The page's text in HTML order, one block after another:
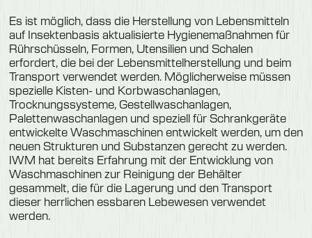
Es ist möglich, dass die Herstellung von Lebensmitteln
auf Insektenbasis aktualisierte Hygienemaßnahmen für
Rührschüsseln, Formen, Utensilien und Schalen
erfordert, die bei der Lebensmittelherstellung und beim
Transport verwendet werden. Möglicherweise müssen
spezielle Kisten- und Korbwaschanlagen,
Trocknungssysteme, Gestellwaschanlagen,
Palettenwaschanlagen und speziell für Schrankgeräte
entwickelte Waschmaschinen entwickelt werden, um den
neuen Strukturen und Substanzen gerecht zu werden.
IWM hat bereits Erfahrung mit der Entwicklung von
Waschmaschinen zur Reinigung der Behälter
gesammelt, die für die Lagerung und den Transport
dieser herrlichen essbaren Lebewesen verwendet
werden.